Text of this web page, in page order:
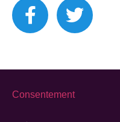
Consentement